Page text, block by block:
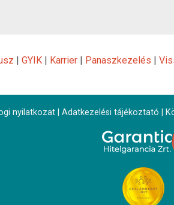
GYIK| Karrier| Panaszkezelés
nyilatkozat| Adatkezelési tájékoztató